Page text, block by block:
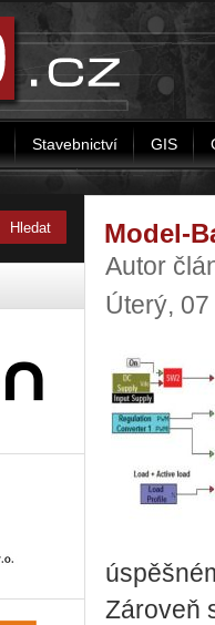
Stavebnictví GIS
Model-
Autor
Úterý,
Zároveň